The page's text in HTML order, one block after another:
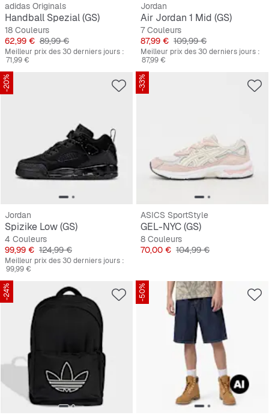
adidas Originals
Handball Spezial (GS)
18 Couleurs
Prix
62,99 € Prix original
89,99 €
Meilleur prix des 30 derniers jours :
71,99 €
Jordan
Air Jordan 1 Mid (GS)
7 Couleurs
Prix
87,99 € Prix original
109,99 €
Meilleur prix des 30 derniers jours :
87,99 €
-20%
Jordan
Spizike Low (GS)
4 Couleurs
Prix
99,99 € Prix original
124,99 €
Meilleur prix des 30 derniers jours :
99,99 €
-33%
ASICS SportStyle
GEL-NYC (GS)
8 Couleurs
Prix
70,00 € Prix original
104,99 €
-24% -50%